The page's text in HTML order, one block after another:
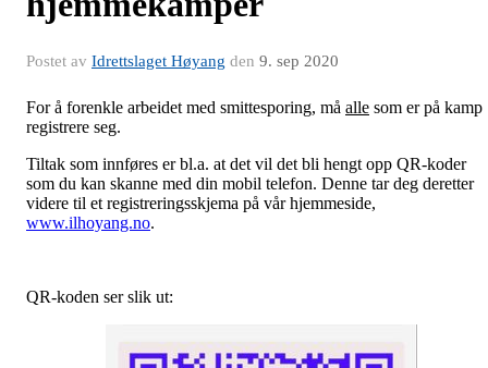
Postet av Idrettslaget Høyang den 9. sep 2020
For å forenkle arbeidet med smittesporing, må alle som er på kamp
registrere seg.
Tiltak som innføres er bl.a. at det vil det bli hengt opp QR-koder
som du kan skanne med din mobil telefon. Denne tar deg deretter
videre til et registreringsskjema på vår hjemmeside,
www.ilhoyang.no.
QR-koden ser slik ut: